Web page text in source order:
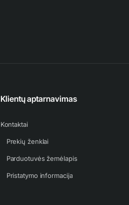
Klientų aptarnavimas
Kontaktai
Prekių ženklai
Parduotuvės žemėlapis
Pristatymo informacija